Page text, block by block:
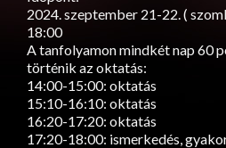
2024. szeptember 21-22. (
18:00
A tanfolyamon mindkét nap 60
történik az oktatás:
14:00-15:00: oktatás
15:10-16:10: oktatás
16:20-17:20: oktatás
17:20-18:00: ismerkedés,